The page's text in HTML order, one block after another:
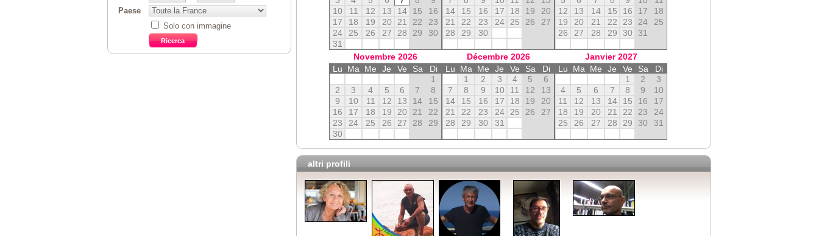
10
11 12 13 14 15
16
17
18 19 20 21 22
23
24
25 26 27 28 29
30
31
14
15 16 17 18 19
20
21
22 23 24 25 26
27
28
29 30
12
13 14 15 16 17
18
19
20 21 22 23 24
25
26
27 28 29 30 31
Novembre 2026
Lu
Ma Me Je Ve Sa
Di
1
2
3 4 5 6 7
8
9
10 11 12 13 14
15
16
17 18 19 20 21
22
23
24 25 26 27 28
29
30
Décembre 2026
Lu
Ma Me Je Ve Sa
Di
1
2 3 4 5
6
7
8 9 10 11 12
13
14
15 16 17 18 19
20
21
22 23 24 25 26
27
28
29 30 31
Janvier 2027
Lu
Ma Me Je Ve Sa
Di
1
2
3
4
5 6 7 8 9
10
11
12 13 14 15 16
17
18
19 20 21 22 23
24
25
26 27 28 29 30 31
altri profili
Paese
Solo con immagine